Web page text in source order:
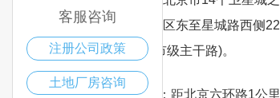
交通便捷。园区东至星城路西侧
北至大件路(市级主干路)。
(一)公路：距北京六环路1公
客服咨询
注册公司政策
土地厂房咨询